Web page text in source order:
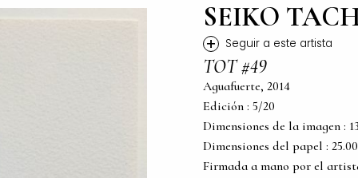
SEIKO
+ Seguir a este artista
TOT #49
Aguafuerte, 2014
Edición : 5/20
Dimensiones de la imagen :
Dimensiones del papel :
Firmada a mano por el